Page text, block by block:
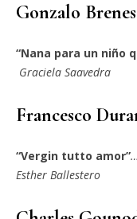
Gonzalo
“Nana para un niño
Graciela Saavedra
Francesco
“Vergin tutto amor”
Esther Ballestero